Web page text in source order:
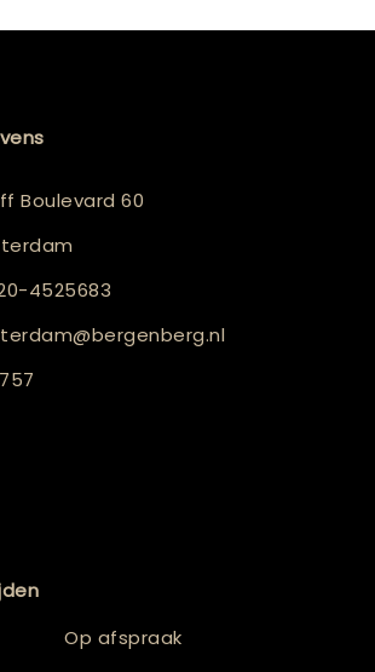
Boulevard 60
4525683
Op afspraak